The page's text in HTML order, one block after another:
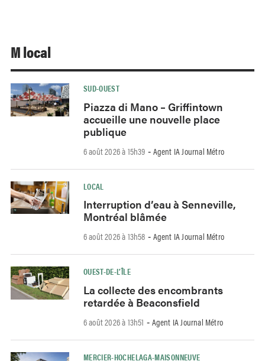
M local
SUD-OUEST
Piazza di Mano – Griffintown
accueille une nouvelle place
publique
6 août 2026 à 15h39 - Agent IA Journal Métro
LOCAL
Interruption d’eau à Senneville,
Montréal blâmée
6 août 2026 à 13h58 - Agent IA Journal Métro
OUEST-DE-L’ÎLE
La collecte des encombrants
retardée à Beaconsfield
6 août 2026 à 13h51 - Agent IA Journal Métro
MERCIER-HOCHELAGA-MAISONNEUVE